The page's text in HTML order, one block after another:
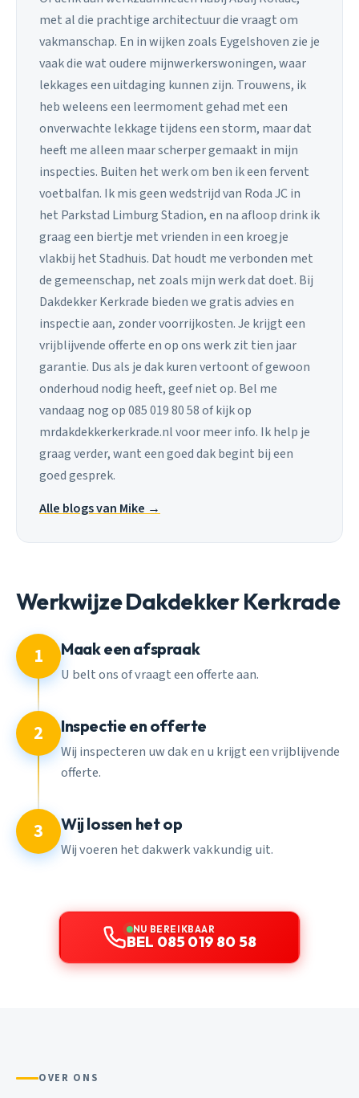
met al die prachtige architectuur die vraagt om
vakmanschap. En in wijken zoals Eygelshoven zie je
vaak die wat oudere mijnwerkerswoningen, waar
lekkages een uitdaging kunnen zijn. Trouwens, ik
heb weleens een leermoment gehad met een
onverwachte lekkage tijdens een storm, maar dat
heeft me alleen maar scherper gemaakt in mijn
inspecties. Buiten het werk om ben ik een fervent
voetbalfan. Ik mis geen wedstrijd van Roda JC in
het Parkstad Limburg Stadion, en na afloop drink ik
graag een biertje met vrienden in een kroegje
vlakbij het Stadhuis. Dat houdt me verbonden met
de gemeenschap, net zoals mijn werk dat doet. Bij
Dakdekker Kerkrade bieden we gratis advies en
inspectie aan, zonder voorrijkosten. Je krijgt een
vrijblijvende offerte en op ons werk zit tien jaar
garantie. Dus als je dak kuren vertoont of gewoon
onderhoud nodig heeft, geef niet op. Bel me
vandaag nog op 085 019 80 58 of kijk op
mrdakdekkerkerkrade.nl voor meer info. Ik help je
graag verder, want een goed dak begint bij een
goed gesprek.
Alle blogs van Mike →
Werkwijze Dakdekker Kerkrade
1 Maak een afspraak
U belt ons of vraagt een offerte aan.
2 Inspectie en offerte
Wij inspecteren uw dak en u krijgt een vrijblijvende
offerte.
3 Wij lossen het op
Wij voeren het dakwerk vakkundig uit.
NU BEREIKBAAR
BEL 085 019 80 58
OVER ONS